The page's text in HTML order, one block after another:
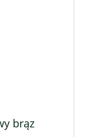
brąz